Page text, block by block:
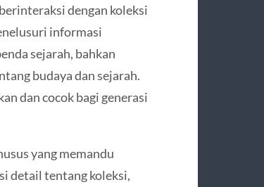
dengan koleksi
informasi
sejarah, bahkan
budaya dan sejarah.
dan cocok bagi generasi
yang memandu
detail tentang koleksi,